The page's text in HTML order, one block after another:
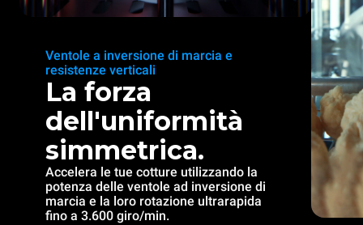
Ventole a inversione di marcia e
resistenze verticali
La forza
dell'uniformità
simmetrica.
Accelera le tue cotture utilizzando la
potenza delle ventole ad inversione di
marcia e la loro rotazione ultrarapida
fino a 3.600 giro/min.